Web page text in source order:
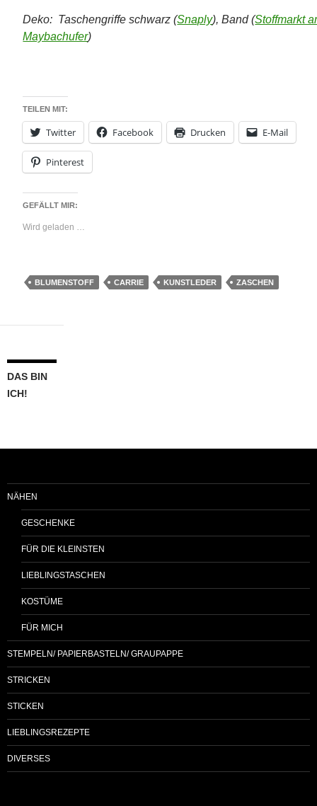
Deko: Taschengriffe schwarz (Snaply), Band (Stoffmarkt
Maybachufer)
TEILEN MIT:
Twitter Facebook Drucken E-Mail
Pinterest
GEFÄLLT MIR:
Wird geladen …
BLUMENSTOFF CARRIE KUNSTLEDER ZASCHEN
DAS BIN
ICH!
NÄHEN
GESCHENKE
FÜR DIE KLEINSTEN
LIEBLINGSTASCHEN
KOSTÜME
FÜR MICH
STEMPELN/ PAPIERBASTELN/ GRAUPAPPE
STRICKEN
STICKEN
LIEBLINGSREZEPTE
DIVERSES